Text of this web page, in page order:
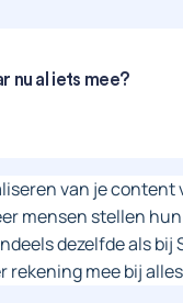
nu al iets mee?
van je
mensen stellen
dezelfde als
rekening mee bij